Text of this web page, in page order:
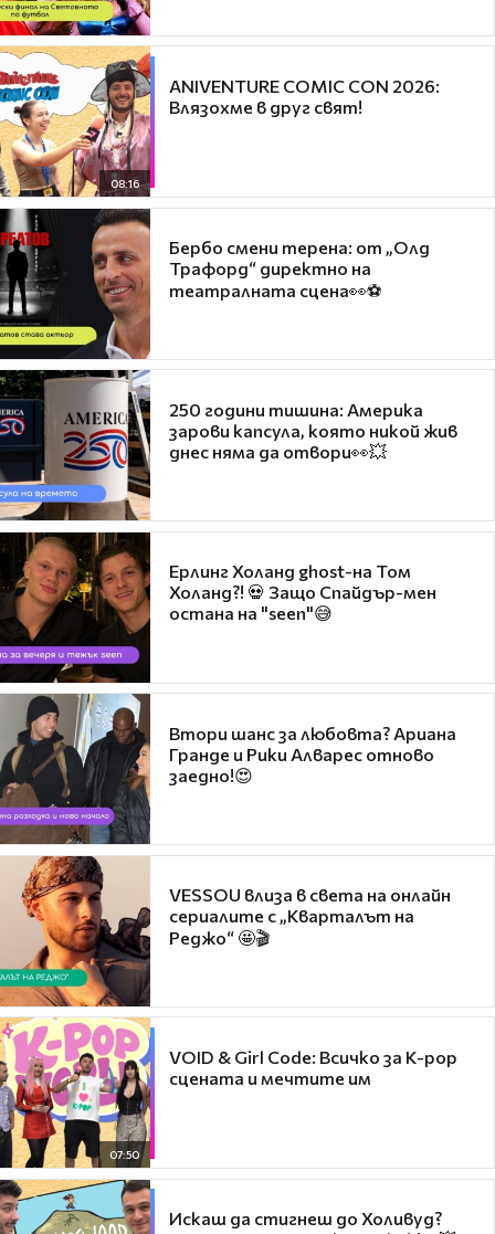
08:16
ANIVENTURE COMIC CON 2026:
Влязохме в друг свят!
Бербо смени терена: от „Олд
Трафорд“ директно на
театралната сцена👀⚽
250 години тишина: Америка
зарови капсула, която никой жив
днес няма да отвори👀💥
Ерлинг Холанд ghost-на Том
Холанд?! 💀 Защо Спайдър-мен
остана на "seen"😅
Втори шанс за любовта? Ариана
Гранде и Рики Алварес отново
заедно!😍
VESSOU влиза в света на онлайн
сериалите с „Кварталът на
Реджо“ 🤩🎬
07:50
VOID & Girl Code: Всичко за K-pop
сцената и мечтите им
Искаш да стигнеш до Холивуд?